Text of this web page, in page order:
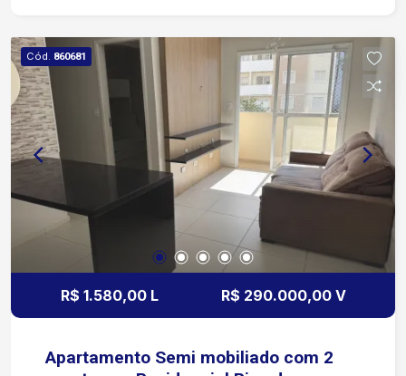
Piscina Salão de festas Playground Beach Arena
Espaço Pet Academia/Fitness Churrasqueira Um
condomínio completo, com opções de lazer e
comodidade para toda a família, além de
localização estratégica para quem precisa de
fácil acesso às principais vias de Sorocaba.
Cód. 860681
R$ 1.580,00 L R$ 290.000,00 V
Apartamento Semi mobiliado com 2